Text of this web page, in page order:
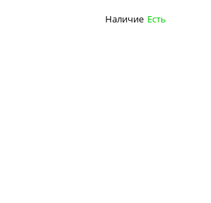
Наличие Есть